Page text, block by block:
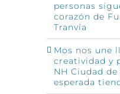
personas
corazón de
Tranvía
Mos nos une
creatividad y
NH Ciudad
esperada